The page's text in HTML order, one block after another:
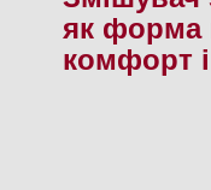
як форма
комфорт